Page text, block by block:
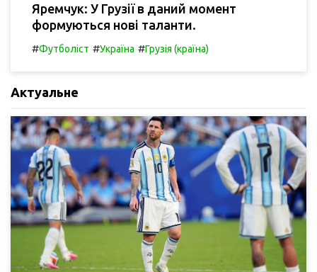
Яремчук: У Грузії в даний момент
формуються нові таланти.
#Футболіст #Україна #Грузія (країна)
Актуальне